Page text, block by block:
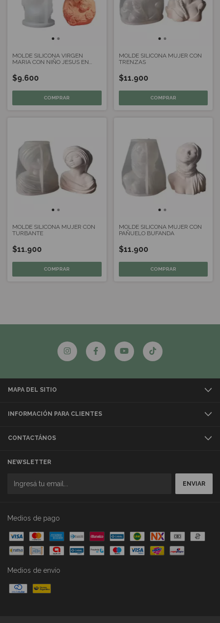
MOLDE SILICONA VIRGEN
MARIA CON NIÑO JESUS EN
$9.600
MOLDE SILICONA MUJER CON
TRENZAS
$11.900
MOLDE SILICONA MUJER CON
TURBANTE
$11.900
MOLDE SILICONA MUJER CON
PAÑUELO BUFANDA
$11.900
MAPA DEL SITIO
INFORMACIÓN PARA CLIENTES
CONTACTÁNOS
NEWSLETTER
Medios de pago
Medios de envío